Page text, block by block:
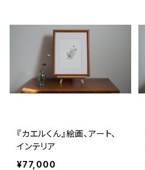
『カエルくん』絵画、アート、
インテリア
¥77,000